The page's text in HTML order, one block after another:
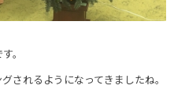
。
されるようになってきましたね。